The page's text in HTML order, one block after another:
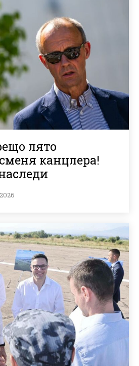
лято
канцлера!